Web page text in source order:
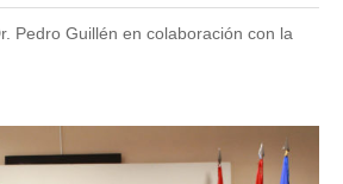
Pedro Guillén en colaboración con la